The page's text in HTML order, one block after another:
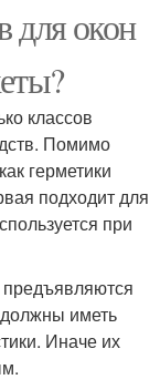
для окон
классов
Помимо
герметики
подходит для
при
предъявляются
должны иметь
Иначе их